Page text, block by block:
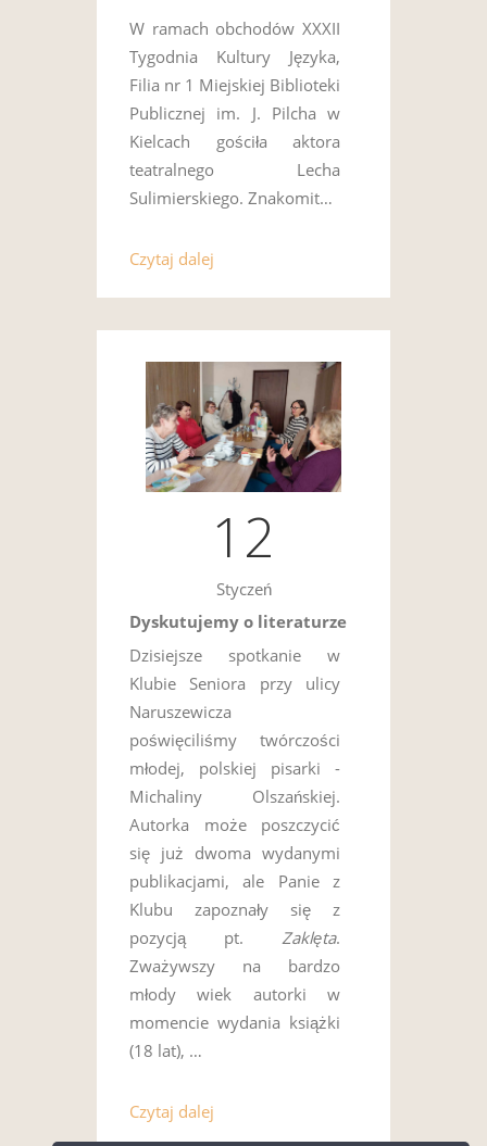
W ramach obchodów XXXII
Tygodnia Kultury Języka,
Filia nr 1 Miejskiej Biblioteki
Publicznej im. J. Pilcha w
Kielcach gościła aktora
teatralnego Lecha
Sulimierskiego. Znakomit…
Czytaj dalej
12
Styczeń
Dyskutujemy o literaturze
Dzisiejsze spotkanie w
Klubie Seniora przy ulicy
Naruszewicza
poświęciliśmy twórczości
młodej, polskiej pisarki -
Michaliny Olszańskiej.
Autorka może poszczycić
się już dwoma wydanymi
publikacjami, ale Panie z
Klubu zapoznały się z
pozycją pt. Zaklęta.
Zważywszy na bardzo
młody wiek autorki w
momencie wydania książki
(18 lat), …
Czytaj dalej